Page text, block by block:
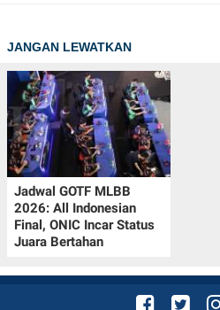
JANGAN LEWATKAN
Jadwal GOTF MLBB
2026: All Indonesian
Final, ONIC Incar Status
Juara Bertahan